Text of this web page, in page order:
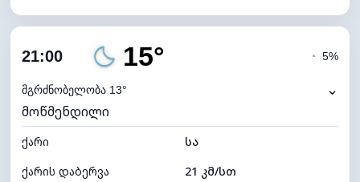
ღრუბლიანობა
ნამის წერტილი
ხილვადობა
განათების ინდექსი 7 (ნათელი)
ღრუბლის სიმაღლე 11520 მ
21:00 15°
მგრძნობელობა 13°
◔ 5%
⌄
მოწმენდილი
ქარი
სა
ქარის დაბერვა
21 კმ/სთ